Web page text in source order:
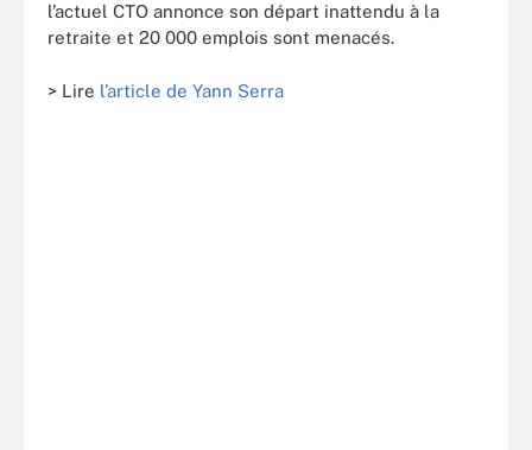
l’actuel CTO annonce son départ inattendu à la
retraite et 20 000 emplois sont menacés.
> Lire l’article de Yann Serra